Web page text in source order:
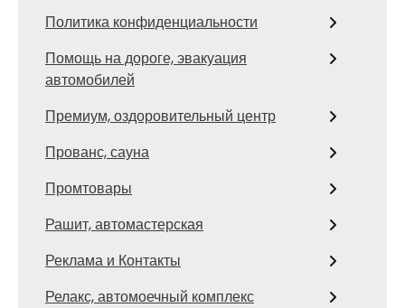
Политика конфиденциальности
Помощь на дороге, эвакуация
автомобилей
Премиум, оздоровительный центр
Прованс, сауна
Промтовары
Рашит, автомастерская
Реклама и Контакты
Релакс, автомоечный комплекс